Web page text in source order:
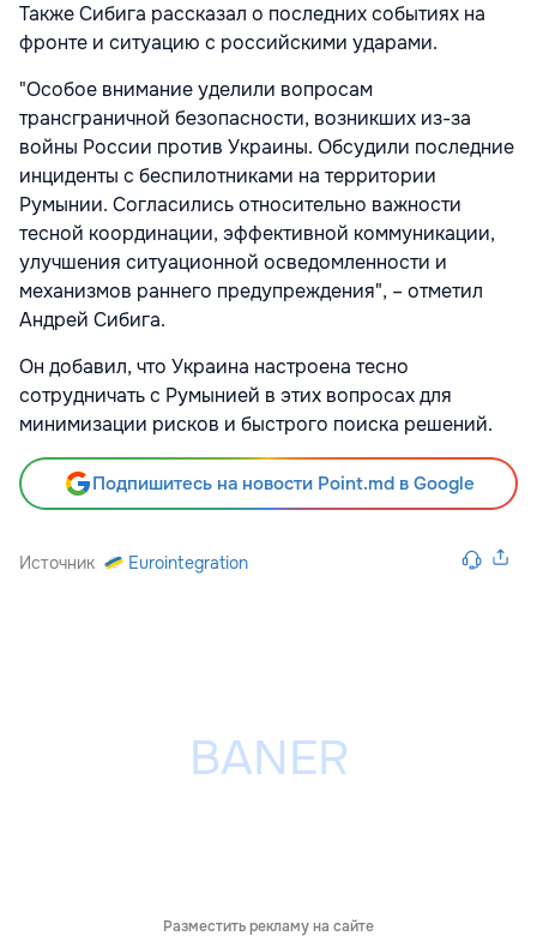
Также Сибига рассказал о последних событиях на
фронте и ситуацию с российскими ударами.
"Особое внимание уделили вопросам
трансграничной безопасности, возникших из-за
войны России против Украины. Обсудили последние
инциденты с беспилотниками на территории
Румынии. Согласились относительно важности
тесной координации, эффективной коммуникации,
улучшения ситуационной осведомленности и
механизмов раннего предупреждения", – отметил
Андрей Сибига.
Он добавил, что Украина настроена тесно
сотрудничать с Румынией в этих вопросах для
минимизации рисков и быстрого поиска решений.
Подпишитесь на новости Point.md в Google
Источник Eurointegration
Разместить рекламу на сайте